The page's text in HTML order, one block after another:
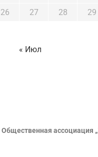
26 27 28 29
« Июл
Общественная ассоциация